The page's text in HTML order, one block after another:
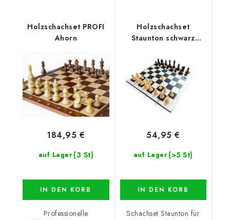
Holzschachset PROFI
Ahorn
auf Lager (3 St)
184,95 €
IN DEN KORB
Professionelle
Holzschachset
Staunton schwarz
auf Lager (>5 St)
54,95 €
IN DEN KORB
Schachset Staunton für